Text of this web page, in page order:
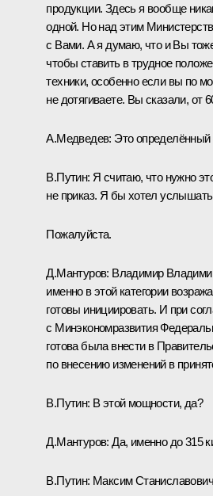
продукции. Здесь я вообще
одной. Но над этим
с Вами. А я думаю, что и Вы
чтобы ставить в трудное
техники, особенно если вы по
не дотягиваете. Вы сказали, от
А.Медведев: Это определённый
В.Путин: Я считаю, что нужно
не приказ. Я бы хотел
Пожалуйста.
Д.Мантуров: Владимир
именно в этой категории
готовы инициировать. И при
с Минэкономразвития
готова была внести в
по внесению изменений в
В.Путин: В этой мощности, да?
Д.Мантуров:Да, именно до 315
В.Путин: Максим